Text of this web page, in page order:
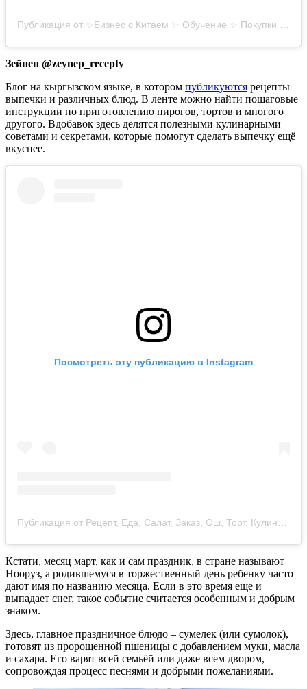
Зейнеп @zeynep_recepty
Блог на кыргызском языке, в котором публикуются рецепты
выпечки и различных блюд. В ленте можно найти пошаговые
инструкции по приготовлению пирогов, тортов и многого
другого. Вдобавок здесь делятся полезными кулинарными
советами и секретами, которые помогут сделать выпечку ещё
вкуснее.
Посмотреть эту публикацию в Instagram
Кстати, месяц март, как и сам праздник, в стране называют
Нооруз, а родившемуся в торжественный день ребенку часто
дают имя по названию месяца. Если в это время еще и
выпадает снег, такое событие считается особенным и добрым
знаком.
Здесь, главное праздничное блюдо – сумелек (или сумолок),
готовят из пророщенной пшеницы с добавлением муки, масла
и сахара. Его варят всей семьёй или даже всем двором,
сопровождая процесс песнями и добрыми пожеланиями.